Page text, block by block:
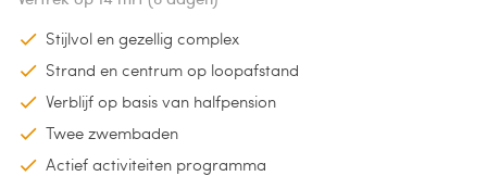
Stijlvol en gezellig complex
Strand en centrum op loopafstand
Verblijf op basis van halfpension
Twee zwembaden
Actief activiteiten programma